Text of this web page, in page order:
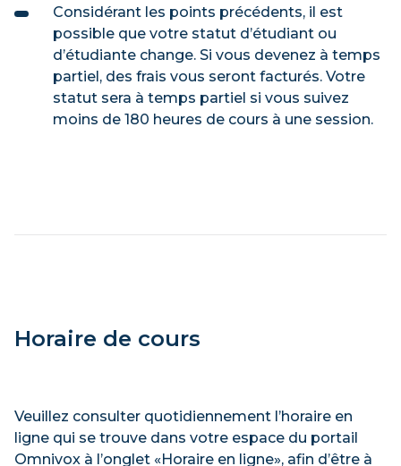
Considérant les points précédents, il est
possible que votre statut d’étudiant ou
d’étudiante change. Si vous devenez à temps
partiel, des frais vous seront facturés. Votre
statut sera à temps partiel si vous suivez
moins de 180 heures de cours à une session.
Horaire de cours
Veuillez consulter quotidiennement l’horaire en
ligne qui se trouve dans votre espace du portail
Omnivox à l’onglet «Horaire en ligne», afin d’être à